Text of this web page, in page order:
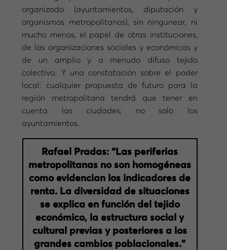
organizado (ayuntamientos, diputación y
organismos metropolitanos), sin ningunear, ni
mucho menos, el papel de otras instituciones,
de las organizaciones sociales y económicas y
de un amplio y a menudo difuso tejido
colectivo. Y una constatación sobre el poder
local: cualquier propuesta de futuro para la
región metropolitana tendrá que tener en
cuenta las ciudades; no solo los
ayuntamientos.
Rafael Pradas: “Las periferias
metropolitanas no son homogéneas
como evidencian los indicadores de
renta. La diversidad de situaciones
se explica en función del tejido
económico, la estructura social y
cultural previas y posteriores a los
grandes cambios poblacionales.”